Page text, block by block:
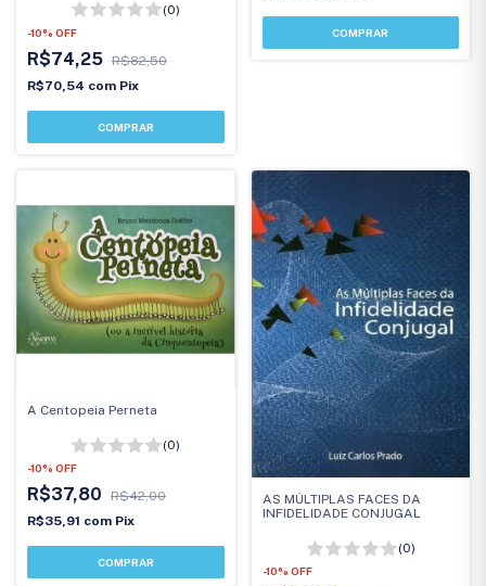
(0)
-10% OFF
R$74,25 R$82,50
R$70,54 com Pix
A Centopeia Perneta
(0)
-10% OFF
R$37,80
R$42,00
R$35,91 com Pix
AS MÚLTIPLAS FACES DA
INFIDELIDADE CONJUGAL
(0)
-10% OFF